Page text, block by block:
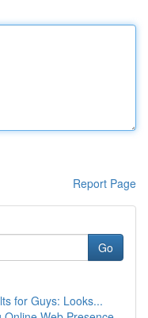
Report Page
Go
for Guys: Looks...